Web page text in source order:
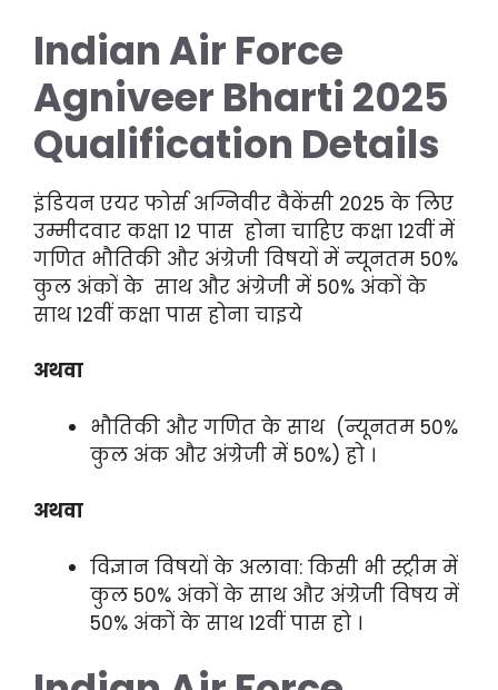
Indian Air Force
Agniveer Bharti 2025
Qualification Details
इंडियन एयर फोर्स अग्निवीर वैकेंसी 2025 के लिए
उम्मीदवार कक्षा 12 पास होना चाहिए कक्षा 12वीं में
गणित भौतिकी और अंग्रेजी विषयों में न्यूनतम 50%
कुल अंकों के साथ और अंग्रेजी में 50% अंकों के
साथ 12वीं कक्षा पास होना चाइये
अथवा
भौतिकी और गणित के साथ (न्यूनतम 50%
कुल अंक और अंग्रेजी में 50%) हो ।
अथवा
विज्ञान विषयों के अलावा: किसी भी स्ट्रीम में
कुल 50% अंकों के साथ और अंग्रेजी विषय में
50% अंकों के साथ 12वीं पास हो ।